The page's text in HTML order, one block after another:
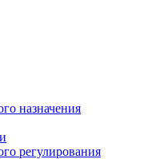
назначения
регулирования